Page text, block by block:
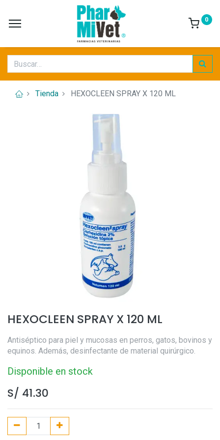
0
Tienda HEXOCLEEN SPRAY X 120 ML
HEXOCLEEN SPRAY X 120 ML
Antiséptico para piel y mucosas en perros, gatos, bovinos y
equinos. Además, desinfectante de material quirúrgico.
Disponible en stock
S/ 41.30